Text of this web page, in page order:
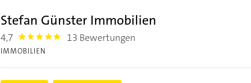
Stefan Günster Immobilien
4,7 4.7000003 13 Bewertungen
IMMOBILIEN